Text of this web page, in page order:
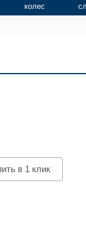
колес
в 1 клик